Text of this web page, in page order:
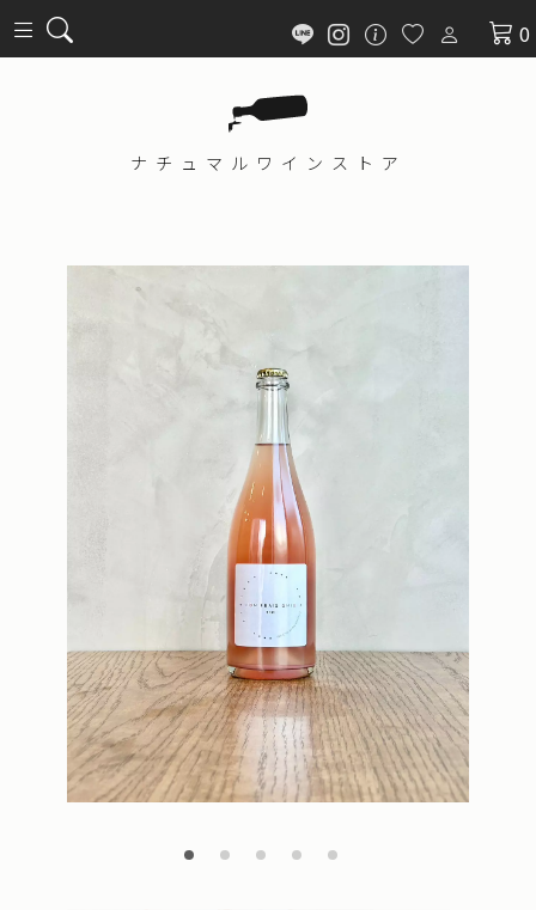
0
ナチュマル ワインストア